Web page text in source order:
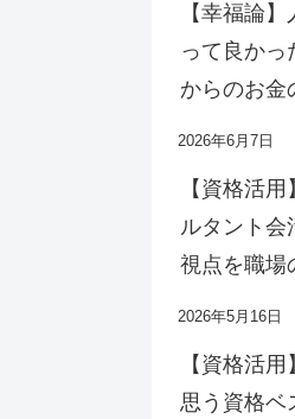
【幸福論
って良かっ
からのお金
2026年6月7日
【資格活
ルタント
視点を職場
2026年5月16日
【資格活
思う資格